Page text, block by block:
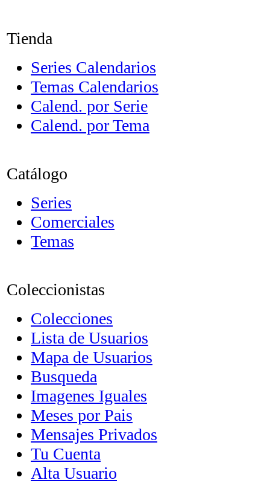
Tienda
Series Calendarios
Temas Calendarios
Calend. por Serie
Calend. por Tema
Catálogo
Series
Comerciales
Temas
Coleccionistas
Colecciones
Lista de Usuarios
Mapa de Usuarios
Busqueda
Imagenes Iguales
Meses por Pais
Mensajes Privados
Tu Cuenta
Alta Usuario